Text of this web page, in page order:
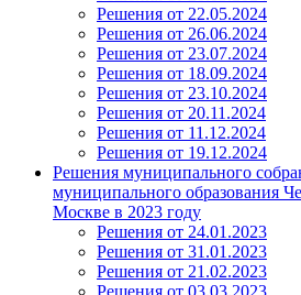
Решения от 22.05.2024
Решения от 26.06.2024
Решения от 23.07.2024
Решения от 18.09.2024
Решения от 23.10.2024
Решения от 20.11.2024
Решения от 11.12.2024
Решения от 19.12.2024
Решения муниципального
муниципального образования
Москве в 2023 году
Решения от 24.01.2023
Решения от 31.01.2023
Решения от 21.02.2023
Решения от 03.03.2023